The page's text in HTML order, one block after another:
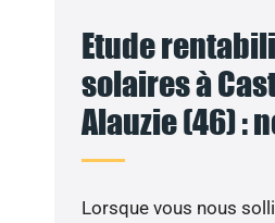
Etude
solaires à
Alauzie (46) :
Lorsque vous nous